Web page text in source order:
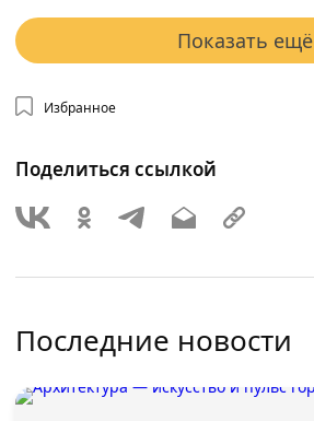
Показать ещё
Избранное
Поделиться ссылкой
Последние новости